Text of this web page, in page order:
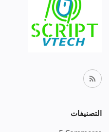
التصنيفات